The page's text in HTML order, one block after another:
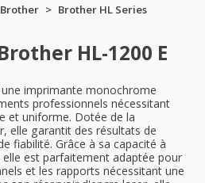
Brother
Brother HL Series
HL-1200 E
imprimante monochrome
professionnels nécessitant
et uniforme. Dotée de la
elle garantit des résultats de
fiabilité. Grâce à sa capacité à
est parfaitement adaptée pour
et les rapports nécessitant une